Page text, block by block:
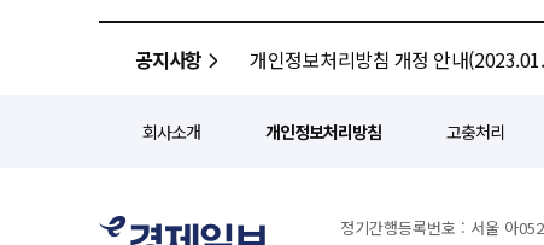
급등했다. 반면 대체 투자처로 금
공지사항 개인정보처리방침 개정 안내
회사소개 개인정보처리방침 고충처리
정기간행등록번호 : 서울 아